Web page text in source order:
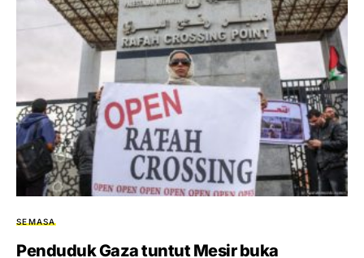
SEMASA
Penduduk Gaza tuntut Mesir buka